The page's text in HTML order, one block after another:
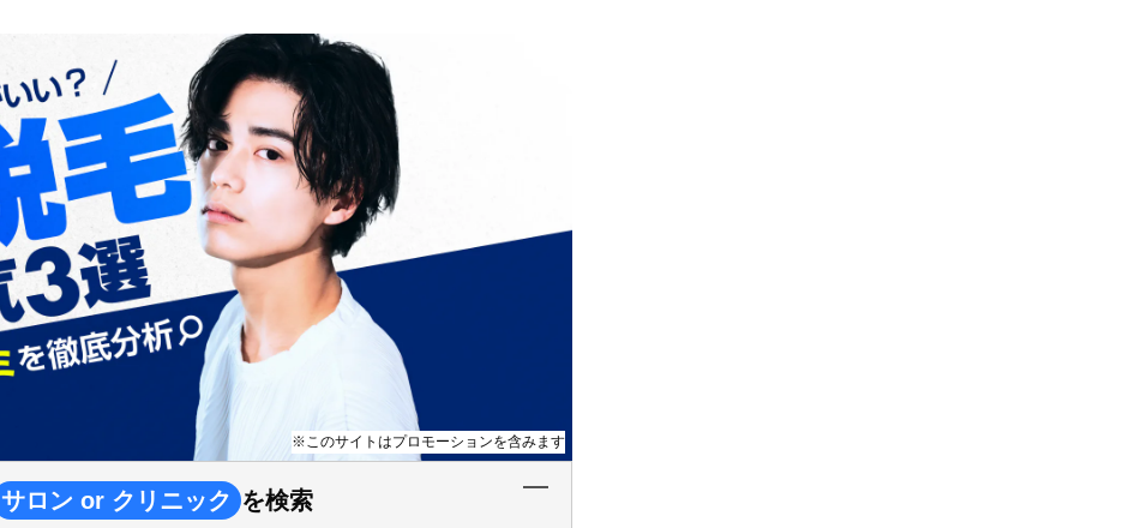
※このサイトはプロモーションを含みます
サロン or クリニック を検索